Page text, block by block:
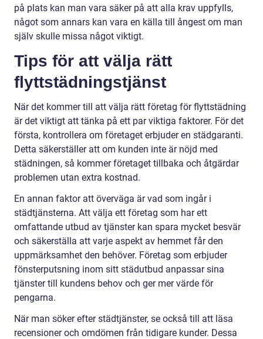
på plats kan man vara säker på att alla krav uppfylls,
något som annars kan vara en källa till ångest om man
själv skulle missa något viktigt.
Tips för att välja rätt
flyttstädningstjänst
När det kommer till att välja rätt företag för flyttstädning
är det viktigt att tänka på ett par viktiga faktorer. För det
första, kontrollera om företaget erbjuder en städgaranti.
Detta säkerställer att om kunden inte är nöjd med
städningen, så kommer företaget tillbaka och åtgärdar
problemen utan extra kostnad.
En annan faktor att överväga är vad som ingår i
städtjänsterna. Att välja ett företag som har ett
omfattande utbud av tjänster kan spara mycket besvär
och säkerställa att varje aspekt av hemmet får den
uppmärksamhet den behöver. Företag som erbjuder
fönsterputsning inom sitt städutbud anpassar sina
tjänster till kundens behov och ger mer värde för
pengarna.
När man söker efter städtjänster, se också till att läsa
recensioner och omdömen från tidigare kunder. Dessa